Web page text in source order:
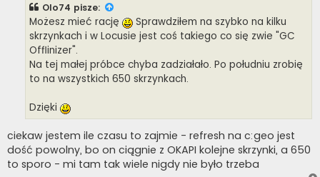
Olo74 pisze:
Możesz mieć rację
Sprawdziłem na szybko na kilku
skrzynkach i w Locusie jest coś takiego co się zwie "GC
Offlinizer".
Na tej małej próbce chyba zadziałało. Po południu zrobię
to na wszystkich 650 skrzynkach.
Dzięki
ciekaw jestem ile czasu to zajmie - refresh na c:geo jest
dość powolny, bo on ciągnie z OKAPI kolejne skrzynki, a 650
to sporo - mi tam tak wiele nigdy nie było trzeba